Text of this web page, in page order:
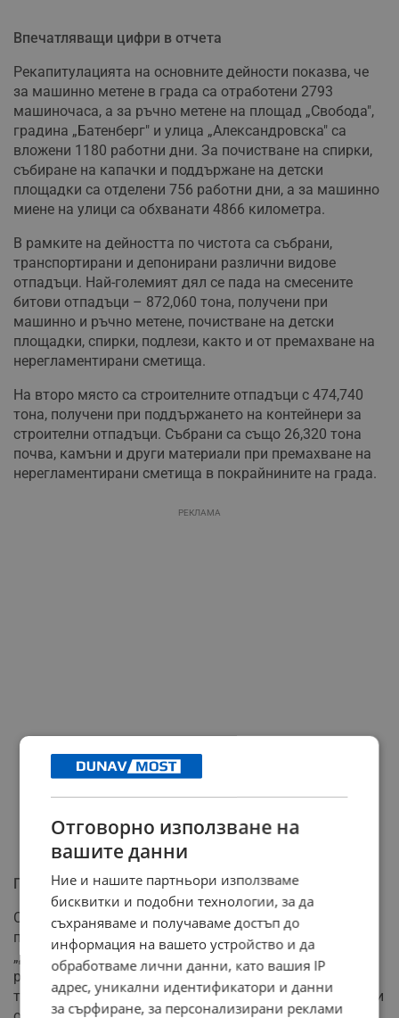
Впечатляващи цифри в отчета
Рекапитулацията на основните дейности показва, че
за машинно метене в града са отработени 2793
машиночаса, а за ръчно метене на площад „Свобода",
градина „Батенберг" и улица „Александровска" са
вложени 1180 работни дни. За почистване на спирки,
събиране на капачки и поддържане на детски
площадки са отделени 756 работни дни, а за машинно
миене на улици са обхванати 4866 километра.
В рамките на дейността по чистота са събрани,
транспортирани и депонирани различни видове
отпадъци. Най-големият дял се пада на смесените
битови отпадъци – 872,060 тона, получени при
машинно и ръчно метене, почистване на детски
площадки, спирки, подлези, както и от премахване на
нерегламентирани сметища.
На второ място са строителните отпадъци с 474,740
тона, получени при поддържането на контейнери за
строителни отпадъци. Събрани са също 26,320 тона
почва, камъни и други материали при премахване на
нерегламентирани сметища в покрайнините на града.
РЕКЛАМА
Грижа за "Дунав мост" и селската пътна мрежа
Специално внимание в отчета е отделено на
поддържането на хигиената на и около Пътен възел
„Дунав мост". На този обект общинските служби са
работили 31 дни, като са събрани, натоварени и
транспортирани до депото 21,900 тона смесени битови
Отговорно използване на
вашите данни
Ние и нашите партньори използваме
бисквитки и подобни технологии, за да
съхраняваме и получаваме достъп до
информация на вашето устройство и да
обработваме лични данни, като вашия IP
адрес, уникални идентификатори и данни
за сърфиране, за персонализирани реклами